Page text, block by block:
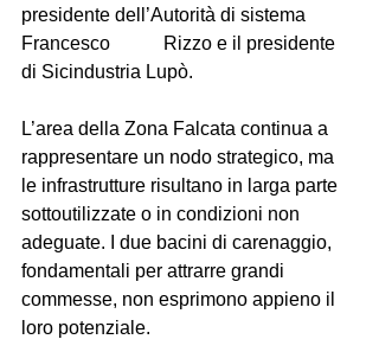
presidente dell’Autorità di sistema
Francesco 	Rizzo e il presidente
L’area della Zona Falcata continua a
rappresentare un nodo strategico, ma
le infrastrutture risultano in larga parte
sottoutilizzate o in condizioni non
adeguate. I due bacini di carenaggio,
fondamentali per attrarre grandi
commesse, non esprimono appieno il
loro potenziale.